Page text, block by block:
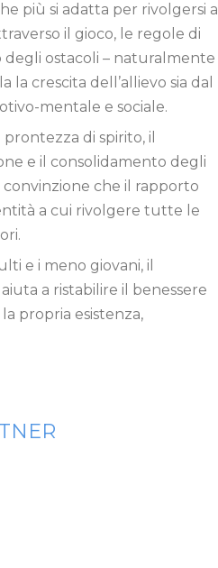
più si adatta per rivolgersi a
il gioco, le regole di
degli ostacoli – naturalmente
la crescita dell’allievo sia dal
mentale e sociale.
di spirito, il
e il consolidamento degli
che il rapporto
a cui rivolgere tutte le
e i meno giovani, il
a ristabilire il benessere
propria esistenza,